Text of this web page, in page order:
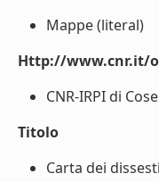
Mappe (literal)
Http://www.cnr.it/
CNR-IRPI di
Titolo
Carta dei